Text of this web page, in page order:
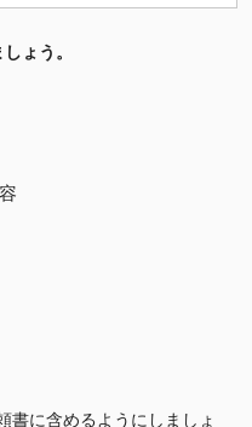
ょう。
書に含めるようにしましょ